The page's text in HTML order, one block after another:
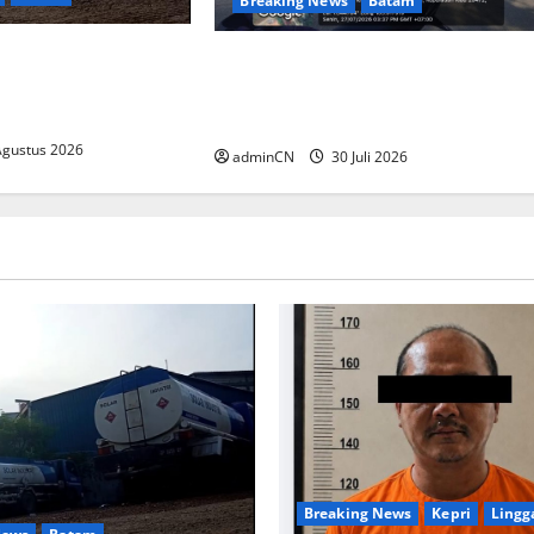
2026 adminCN 30 Juli 2026
Breaking News Kepri